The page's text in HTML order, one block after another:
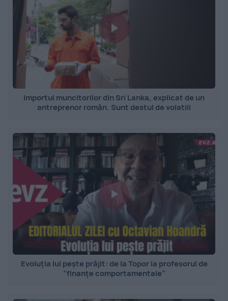
Importul muncitorilor din Sri Lanka, explicat de un
antreprenor român. Sunt destul de volatili
Evoluția lui pește prăjit: de la Topor la profesorul de
”finanțe comportamentale”